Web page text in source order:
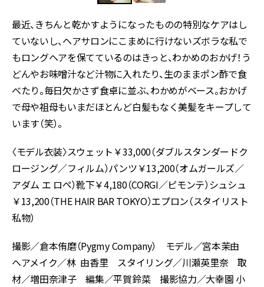
最近、きちんと乾かすようになったものの特別なケアはし
ていないし、ヘアサロンにこまめに行けないズボラな私で
もロングヘアを保てているのはきっと、わかめのおかげ！う
どんやお味噌汁など汁物に入れたり、生のままポン酢で食
べたり。毎日欠かさず食卓に並ぶ、わかめがベース。おかげ
で母や祖母もいまだほとんど白髪もなく美髪をキープして
います（笑）。
〈モデル衣装〉スウェット￥33,000（ダブルスタンダードク
ロージング／フィルム）パンツ￥13,200（オムガールズ／
アダム エ ロペ）靴下￥4,180（CORGI／ピモンテ）シュシュ
￥13,200（THE HAIR BAR TOKYO）エプロン（スタイリスト
私物）
撮影／倉本侑磨（Pygmy Company） モデル／宮本茉由
ヘアメイク／林 由香里 スタイリング／川瀬英里奈 取
材／増田奈津子 編集／平賀鈴菜 撮影協力／大幸園 小